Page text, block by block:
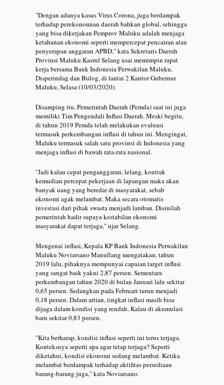
"Dengan adanya kasus Virus Corona, juga berdampak
terhadap perekonomian daerah bahkan global, sehingga
yang bisa dikerjakan Pemprov Maluku adalah menjaga
ketahanan ekonomi seperti mempercepat pencairan atau
penyerapan anggaran APBD," kata Sekretaris Daerah
Provinsi Maluku Kasrul Selang usai memimpin rapat
kerja bersama Bank Indonesia Perwakilan Maluku,
Disperindag dan Bulog, di lantai 2 Kantor Gubernur
Maluku, Selasa (10/03/2020).
Disamping itu, Pemerintah Daerah (Pemda) saat ini juga
memiliki Tim Pengendali Inflasi Daerah. Meski begitu,
di tahun 2019 Pemda telah melakukan evaluasi
termasuk perkembangan inflasi di tahun ini. Mengingat,
Maluku termasuk salah satu provinsi di Indonesia yang
menjaga inflasi di bawah rata-rata nasional.
"Jadi kalau cepat penganggaran, lelang, kontrak
kemudian percepat pekerjaan di lapangan maka akan
banyak uang yang beredar di masyarakat, sebab
ekonomi agak melambat. Maka secara otomatis
investasi dari pihak swasta menjadi lamban. Disinilah
pemerintah hadir supaya kestabilan ekonomi
masyarakat dapat terjaga," ujar Selang.
Mengenai inflasi, Kepala KP Bank Indonesia Perwakilan
Maluku Noviarsano Manullang mengatakan, tahun
2019 lalu, pihaknya mempunyai capaian target inflasi
yang sangat baik yakni 2,87 persen. Sementara
perkembangan tahun 2020 di bulan Januari lalu sekitar
0,65 persen. Sedangkan pada Februari turun menjadi
0,18 persen. Dalam artian, tingkat inflasi masih bisa
dijaga dalam kondisi yang rendah. Kalau di akumulasi
baru sekitar 0,83 persen.
"Kita berharap, kondisi inflasi seperti ini terus terjaga.
Konteksnya seperti apa agar tetap terjaga? Seperti
diketahui, kondisi ekonomi sedang melambat. Ketika
melambat berdampak terhadap aktifitas persediaan
barang-barang juga," kata Noviarsano.